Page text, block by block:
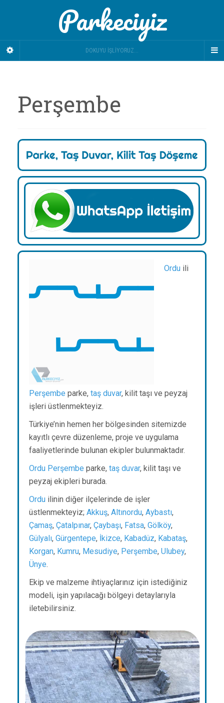
Parkeciyiz
DOKUYU İŞLIYORUZ...
Perşembe
Ordu ili
Perşembe parke, taş duvar, kilit taşı ve peyzaj
işleri üstlenmekteyiz.
Türkiye’nin hemen her bölgesinden sitemizde
kayıtlı çevre düzenleme, proje ve uygulama
faaliyetlerinde bulunan ekipler bulunmaktadır.
Ordu Perşembe parke, taş duvar, kilit taşı ve
peyzaj ekipleri burada.
Ordu ilinin diğer ilçelerinde de işler
üstlenmekteyiz; Akkuş, Altınordu, Aybastı,
Çamaş, Çatalpınar, Çaybaşı, Fatsa, Gölköy,
Gülyalı, Gürgentepe, İkizce, Kabadüz, Kabataş,
Korgan, Kumru, Mesudiye, Perşembe, Ulubey,
Ünye.
Ekip ve malzeme ihtiyaçlarınız için istediğiniz
modeli, işin yapılacağı bölgeyi detaylarıyla
iletebilirsiniz.